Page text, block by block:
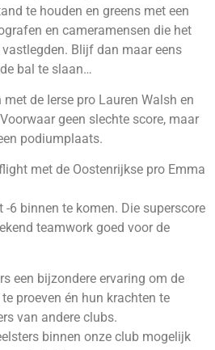
te houden en greens met een
en cameramensen die het
Blijf dan maar eens
bal te slaan…
de Ierse pro Lauren Walsh en
geen slechte score, maar
podiumplaats.
met de Oostenrijkse pro Emma
6 binnen te komen. Die superscore
teamwork goed voor de
een bijzondere ervaring om de
proeven én hun krachten te
van andere clubs.
binnen onze club mogelijk